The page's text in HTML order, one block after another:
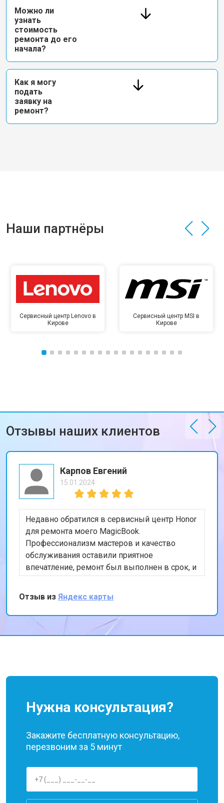
Можно ли
узнать
стоимость
ремонта до его
начала?
Как я могу
подать
заявку на
ремонт?
Наши партнёры
Сервисный центр Lenovo в
Кирове
Сервисный центр MSI в
Кирове
Отзывы наших клиентов
Карпов Евгений
15.01.2024
Недавно обратился в сервисный центр Honor
для ремонта моего MagicBook.
Профессионализм мастеров и качество
обслуживания оставили приятное
впечатление, ремонт был выполнен в срок, и
ноутбук теперь работает безупречно. Хотя я
надеялся на более низкую стоимость,
качество работы оправдало расходы.
Спасибо парни за вашу работу, второй раз
приду, но надеюсь не понадобится!
Отзыв из Яндекс карты
Нужна консультация?
Закажите бесплатную консультацию,
перезвоним за 5 минут